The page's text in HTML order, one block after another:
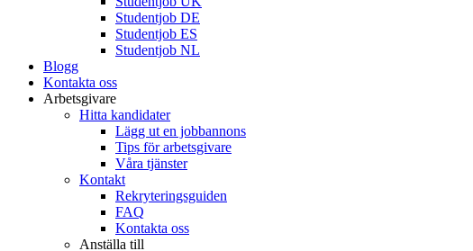
Studentjob DE
Studentjob ES
Studentjob NL
Blogg
Kontakta oss
Arbetsgivare
Hitta kandidater
Lägg ut en jobbannons
Tips för arbetsgivare
Våra tjänster
Kontakt
Rekryteringsguiden
FAQ
Kontakta oss
Anställa till